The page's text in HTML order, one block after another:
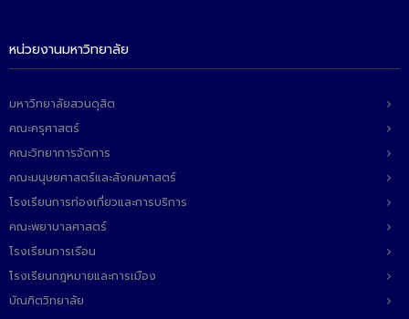
หน่วยงานมหาวิทยาลัย
มหาวิทยาลัยสวนดุสิต
คณะครุศาสตร์
คณะวิทยาการจัดการ
คณะมนุษยศาสตร์และสังคมศาสตร์
โรงเรียนการท่องเที่ยวและการบริการ
คณะพยาบาลศาสตร์
โรงเรียนการเรือน
โรงเรียนกฎหมายและการเมือง
บัณฑิตวิทยาลัย